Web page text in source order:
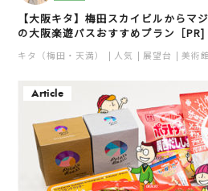
【大阪キタ】梅田スカイビルからマ
の大阪楽遊パスおすすめプラン［PR]
キタ（梅田・天満） 人気 展望台 美術
Article